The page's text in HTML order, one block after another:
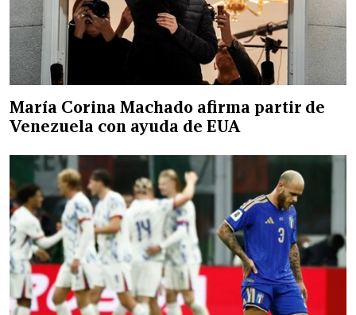
María Corina Machado afirma partir de
Venezuela con ayuda de EUA